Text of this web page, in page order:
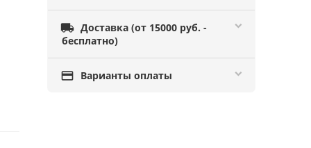
 Доставка (от 15000 руб. -
бесплатно)
 Варианты оплаты